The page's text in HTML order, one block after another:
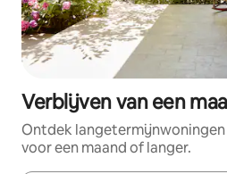
Verblijven van een
Ontdek langetermijnwoningen
voor een maand of langer.